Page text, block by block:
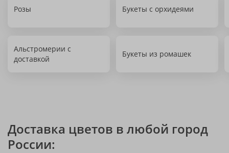
Розы Букеты с орхидеями
Альстромерии с
доставкой
Букеты из ромашек
Доставка цветов в любой город
России: